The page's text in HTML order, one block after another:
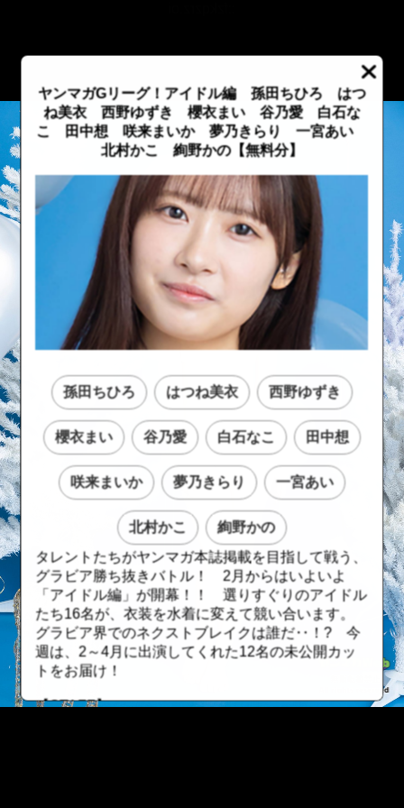
ヤンマガGリーグ！アイドル編 孫田ちひろ はつ
ね美衣 西野ゆずき 櫻衣まい 谷乃愛 白石な
こ 田中想 咲来まいか 夢乃きらり 一宮あい
北村かこ 絢野かの【無料分】
孫田ちひろ はつね美衣 西野ゆずき
櫻衣まい 谷乃愛 白石なこ 田中想
咲来まいか 夢乃きらり 一宮あい
北村かこ
絢野かの
タレントたちがヤンマガ本誌掲載を目指して戦う、
グラビア勝ち抜きバトル！ 2月からはいよいよ
「アイドル編」が開幕！！ 選りすぐりのアイドル
たち16名が、衣装を水着に変えて競い合います。
グラビア界でのネクストブレイクは誰だ‥！? 今
週は、2～4月に出演してくれた12名の未公開カッ
トをお届け！
【STAFF】
::fzkqzrz.oi ::fzkqzrz.oi